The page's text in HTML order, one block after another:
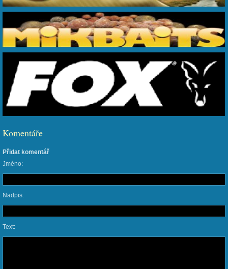
Komentáře
Přidat komentář
Jméno:
Nadpis:
Text: